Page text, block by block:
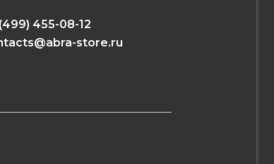
455-08-12
store.ru